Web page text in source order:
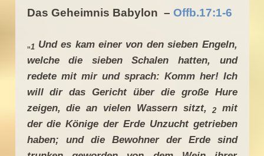
Das Geheimnis Babylon – Offb.17:1-6
„1 Und es kam einer von den sieben Engeln,
welche die sieben Schalen hatten, und
redete mit mir und sprach: Komm her! Ich
will dir das Gericht über die große Hure
zeigen, die an vielen Wassern sitzt,
2mit
der die Könige der Erde Unzucht getrieben
haben; und die Bewohner der Erde sind